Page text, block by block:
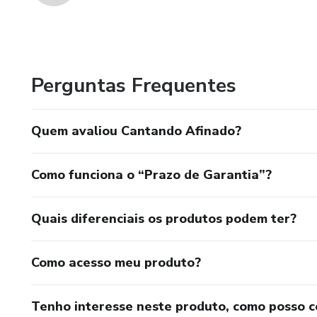
Perguntas Frequentes
Quem avaliou Cantando Afinado?
Como funciona o “Prazo de Garantia”?
Quais diferenciais os produtos podem ter?
Como acesso meu produto?
Tenho interesse neste produto, como posso